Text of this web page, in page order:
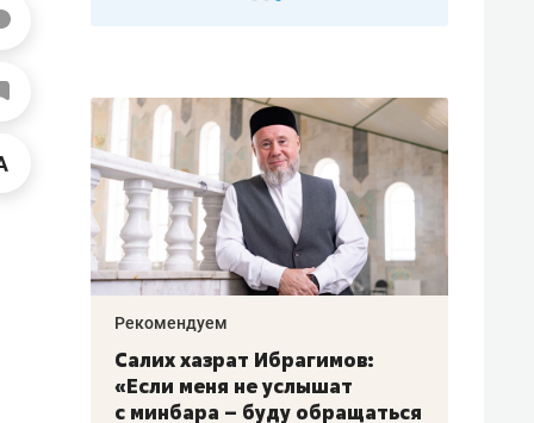
Рекомендуем
Салих хазрат Ибрагимов:
«Если меня не услышат
с минбара – буду обращаться